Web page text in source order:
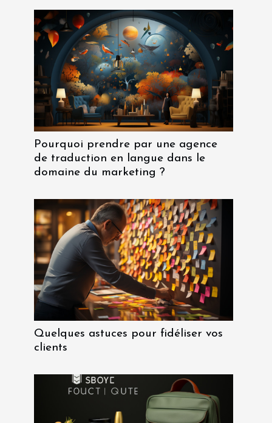
Pourquoi prendre par une agence
de traduction en langue dans le
domaine du marketing ?
Quelques astuces pour fidéliser vos
clients